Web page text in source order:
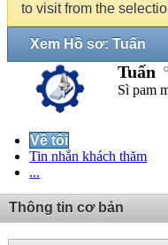
to visit from the
Xem Hồ sơ: Tuấn
Tuấn
Sì pam
Về tôi
Tin nhắn khách thăm
...
Thông tin cơ bản